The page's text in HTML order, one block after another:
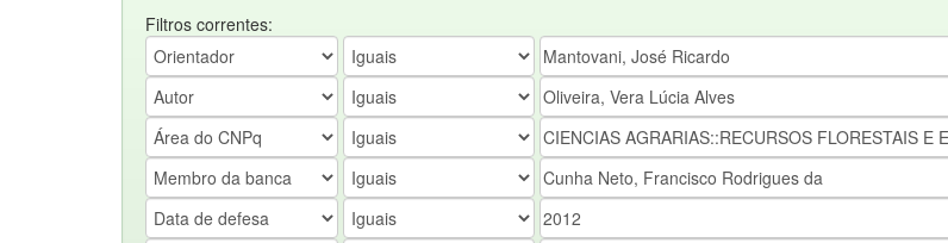
Filtros correntes: